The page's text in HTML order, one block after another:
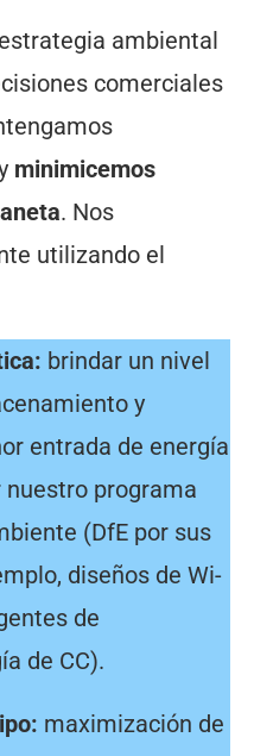
ambiental
comerciales
minimicemos
. Nos
utilizando el
brindar un nivel
y
entrada de energía
nuestro programa
(DfE por sus
diseños de Wi-
de
de CC).
maximización de